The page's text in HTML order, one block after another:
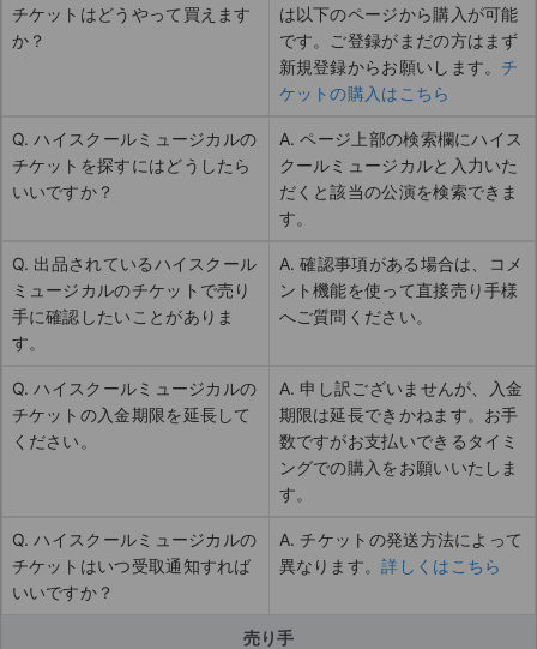
チケットはどうやって買えます
か？
は以下のページから購入が可能
です。ご登録がまだの方はまず
新規登録からお願いします。 チ
ケットの購入はこちら
Q. ハイスクールミュージカルの
チケットを探すにはどうしたら
いいですか？
A. ページ上部の検索欄にハイス
クールミュージカルと入力いた
だくと該当の公演を検索できま
す。
Q. 出品されているハイスクール
ミュージカルのチケットで売り
手に確認したいことがありま
す。
A. 確認事項がある場合は、コメ
ント機能を使って直接売り手様
へご質問ください。
Q. ハイスクールミュージカルの
チケットの入金期限を延長して
ください。
A. 申し訳ございませんが、入金
期限は延長できかねます。お手
数ですがお支払いできるタイミ
ングでの購入をお願いいたしま
す。
Q. ハイスクールミュージカルの
チケットはいつ受取通知すれば
いいですか？
A. チケットの発送方法によって
異なります。詳しくはこちら
売り手